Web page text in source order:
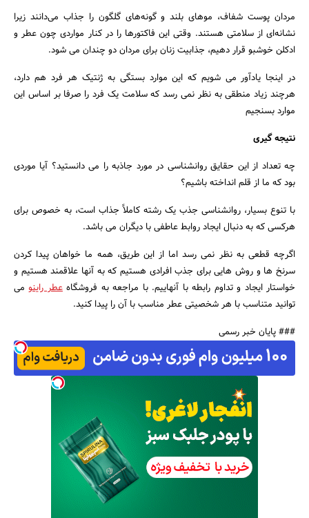
مردان پوست شفاف، موهای بلند و گونه‌های گلگون را جذاب می‌دانند زیرا
نشانه‌ای از سلامتی هستند. وقتی این فاکتورها را در کنار مواردی چون عطر و
ادکلن خوشبو قرار دهیم، جذابیت زنان برای مردان دو چندان می شود.
در اینجا یادآور می شویم که این موارد بستگی به ژنتیک هر فرد هم دارد،
هرچند زیاد منطقی به نظر نمی رسد که سلامت یک فرد را صرفا بر اساس این
موارد بسنجیم
نتیجه گیری
چه تعداد از این حقایق روانشناسی در مورد جاذبه را می دانستید؟ آیا موردی
بود که ما از قلم انداخته باشیم؟
با تنوع بسیار، روانشناسی جذب یک رشته کاملاً جذاب است، به خصوص برای
هرکسی که به دنبال ایجاد روابط عاطفی با دیگران می باشد.
اگرچه قطعی به نظر نمی رسد اما از این طریق، همه ما خواهان پیدا کردن
سرنخ ها و روش هایی برای جذب افرادی هستیم که به آنها علاقمند هستیم و
خواستار ایجاد و تداوم رابطه با آنهاییم. با مراجعه به فروشگاهعطر راینومی
توانید متناسب با هر شخصیتی عطر مناسب با آن را پیدا کنید.
### پایان خبر رسمی